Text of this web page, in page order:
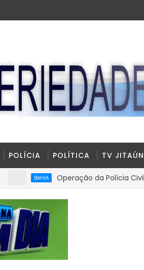
POLÍCIA POLÍTICA TV
Operação da Polícia Civil